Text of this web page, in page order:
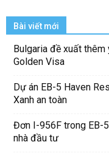
Bài viết mới
Bulgaria đề xuất
Golden Visa
Dự án EB-5 Haven
Xanh an toàn
Đơn I-956F trong EB-
nhà đầu tư